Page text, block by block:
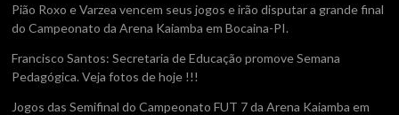
Pião Roxo e Varzea vencem seus jogos e irão disputar a grande final
do Campeonato da Arena Kaiamba em Bocaina-PI.
Francisco Santos: Secretaria de Educação promove Semana
Pedagógica. Veja fotos de hoje !!!
Jogos das Semifinal do Campeonato FUT 7 da Arena Kaiamba em